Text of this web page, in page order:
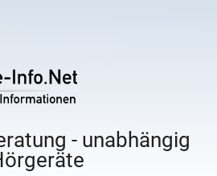
- unabhängig